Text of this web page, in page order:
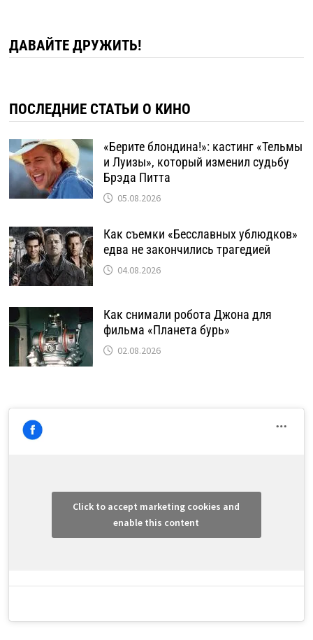
ДАВАЙТЕ ДРУЖИТЬ!
ПОСЛЕДНИЕ СТАТЬИ О КИНО
«Берите блондина!»: кастинг «Тельмы
и Луизы», который изменил судьбу
Брэда Питта
05.08.2026
Как съемки «Бесславных ублюдков»
едва не закончились трагедией
04.08.2026
Как снимали робота Джона для
фильма «Планета бурь»
02.08.2026
Click to accept marketing cookies and
enable this content